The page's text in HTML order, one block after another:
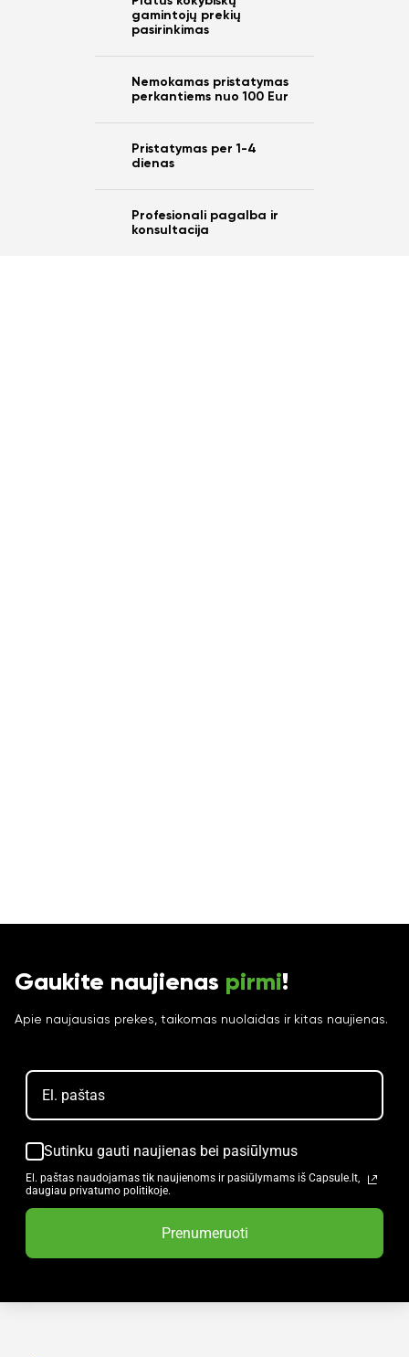
gamintojų prekių
pasirinkimas
Nemokamas pristatymas
perkantiems nuo 100 Eur
Pristatymas per 1-4
dienas
Profesionali pagalba ir
konsultacija
Gaukite naujienas pirmi!
Apie naujausias prekes, taikomas nuolaidas ir kitas naujienas.
Sutinku gauti naujienas bei pasiūlymus
El. paštas naudojamas tik naujienoms ir pasiūlymams iš Capsule.lt,
daugiau privatumo politikoje.
Prenumeruoti